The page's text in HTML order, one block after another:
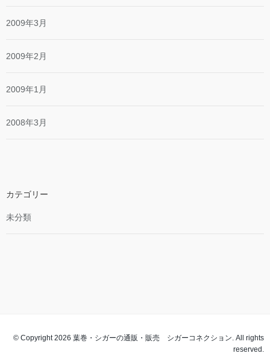
2009年3月
2009年2月
2009年1月
2008年3月
カテゴリー
未分類
© Copyright 2026 葉巻・シガーの通販・販売 シガーコネクション. All rights
reserved.